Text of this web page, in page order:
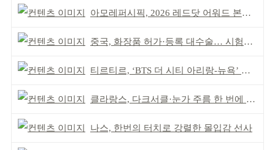
아모레퍼시픽, 2026 레드닷 어워드 본상 2개 수상
중국, 화장품 허가·등록 대수술… 시험자료 공용 허용
티르티르, ‘BTS 더 시티 아리랑-뉴욕’ 참여
클라랑스, 다크서클·눈가 주름 한 번에 더블 케어
나스, 한번의 터치로 강렬한 몰입감 선사